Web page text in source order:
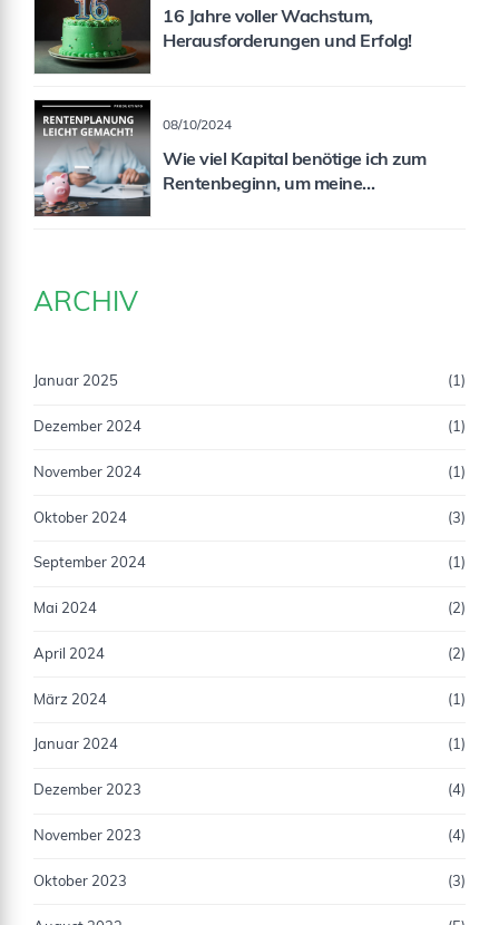
16 Jahre voller Wachstum,
Herausforderungen und Erfolg!
08/10/2024
Wie viel Kapital benötige ich zum
Rentenbeginn, um meine
ARCHIV
Januar 2025 (1)
Dezember 2024 (1)
November 2024 (1)
Oktober 2024 (3)
September 2024 (1)
Mai 2024 (2)
April 2024 (2)
März 2024 (1)
Januar 2024 (1)
Dezember 2023 (4)
November 2023 (4)
Oktober 2023 (3)